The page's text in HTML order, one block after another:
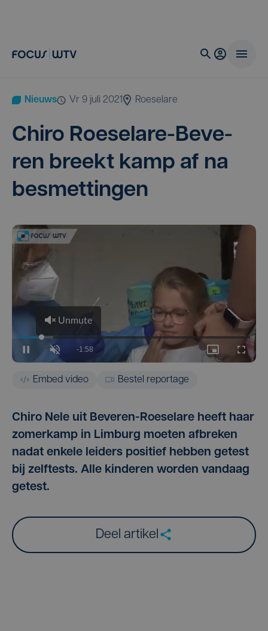
Nieuws vr 9 juli 2021 Roeselare
Chi­ro Roe­se­la­re-Beve­
ren breekt kamp af na
besmettingen
Embed video Bestel reportage
Chiro Nele uit Beveren-Roeselare heeft haar
zomerkamp in Limburg moeten afbreken
nadat enkele leiders positief hebben getest
bij zelftests. Alle kinderen worden vandaag
getest.
Deel artikel